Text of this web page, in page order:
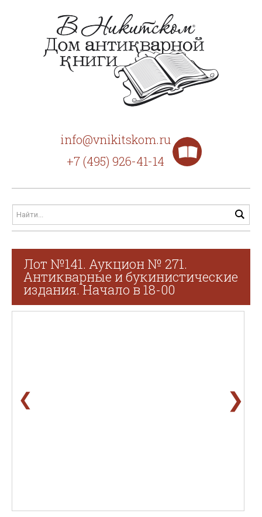
info@vnikitskom.ru
+7 (495) 926-41-14
Лот №141. Аукцион № 271.
Антикварные и букинистические
издания. Начало в 18-00
❮ ❯